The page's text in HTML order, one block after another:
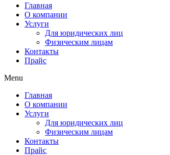
Главная
О компании
Услуги
Для юридических лиц
Физическим лицам
Контакты
Прайс
Menu
Главная
О компании
Услуги
Для юридических лиц
Физическим лицам
Контакты
Прайс